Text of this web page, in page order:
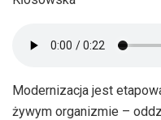
Modernizacja jest
żywym organizmie –